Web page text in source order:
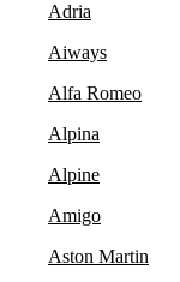
Adria
Aiways
Alfa Romeo
Alpina
Alpine
Amigo
Aston Martin